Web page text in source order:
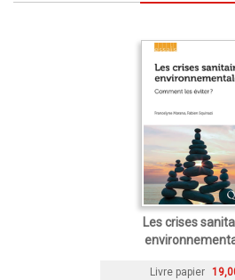
Les crises
Livre papier